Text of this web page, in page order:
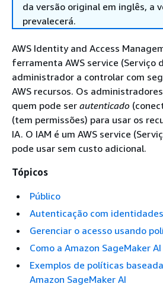
da versão original em inglês, a
prevalecerá.
AWS Identity and Access
ferramenta AWS service (Serviço
administrador a controlar com
AWS recursos. Os
quem pode ser autenticado
(tem permissões) para usar os
IA. O IAM é um AWS service
pode usar sem custo adicional.
Tópicos
Público
Autenticação com identidades
Gerenciar o acesso usando
Como a Amazon SageMaker
Exemplos de políticas
Amazon SageMaker AI